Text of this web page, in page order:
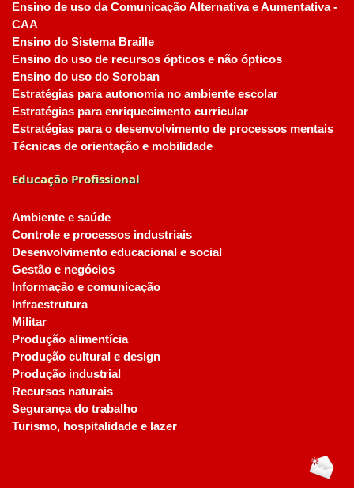
Ensino de uso da Comunicação Alternativa e Aumentativa -
CAA
Ensino do Sistema Braille
Ensino do uso de recursos ópticos e não ópticos
Ensino do uso do Soroban
Estratégias para autonomia no ambiente escolar
Estratégias para enriquecimento curricular
Estratégias para o desenvolvimento de processos mentais
Técnicas de orientação e mobilidade
Educação Profissional
Ambiente e saúde
Controle e processos industriais
Desenvolvimento educacional e social
Gestão e negócios
Informação e comunicação
Infraestrutura
Militar
Produção alimentícia
Produção cultural e design
Produção industrial
Recursos naturais
Segurança do trabalho
Turismo, hospitalidade e lazer